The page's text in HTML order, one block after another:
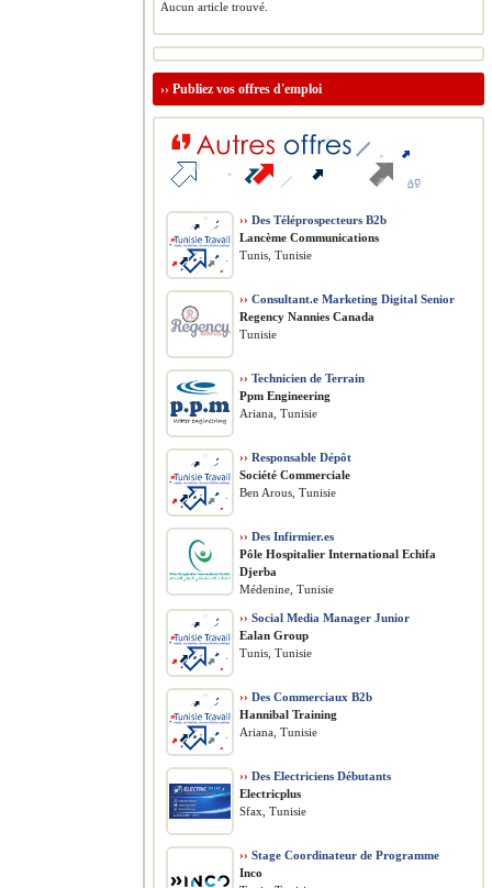
Aucun article trouvé.
›› Publiez vos offres d'emploi
›› Des Téléprospecteurs B2b
Lancème Communications
Tunis, Tunisie
›› Consultant.e Marketing Digital Senior
Regency Nannies Canada
Tunisie
›› Technicien de Terrain
Ppm Engineering
Ariana, Tunisie
›› Responsable Dépôt
Société Commerciale
Ben Arous, Tunisie
›› Des Infirmier.es
Pôle Hospitalier International Echifa
Djerba
Médenine, Tunisie
›› Social Media Manager Junior
Ealan Group
Tunis, Tunisie
›› Des Commerciaux B2b
Hannibal Training
Ariana, Tunisie
›› Des Electriciens Débutants
Electricplus
Sfax, Tunisie
›› Stage Coordinateur de Programme
Inco